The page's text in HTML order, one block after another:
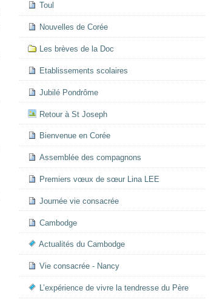
Toul
Nouvelles de Corée
Les brèves de la Doc
Etablissements scolaires
Jubilé Pondrôme
Retour à St Joseph
Bienvenue en Corée
Assemblée des compagnons
Premiers vœux de sœur Lina LEE
Journée vie consacrée
Cambodge
Actualités du Cambodge
Vie consacrée - Nancy
L’expérience de vivre la tendresse du Père